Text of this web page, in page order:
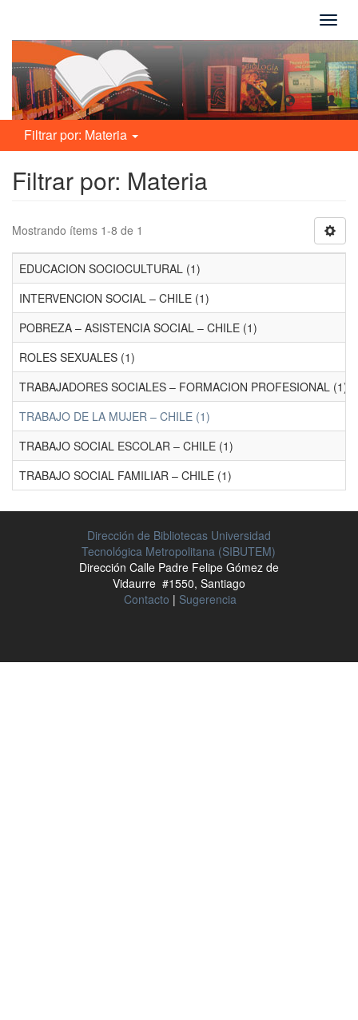
Filtrar por: Materia
Filtrar por: Materia
Mostrando ítems 1-8 de 1
EDUCACION SOCIOCULTURAL (1)
INTERVENCION SOCIAL – CHILE (1)
POBREZA – ASISTENCIA SOCIAL – CHILE (1)
ROLES SEXUALES (1)
TRABAJADORES SOCIALES – FORMACION PROFESIONAL (1)
TRABAJO DE LA MUJER – CHILE (1)
TRABAJO SOCIAL ESCOLAR – CHILE (1)
TRABAJO SOCIAL FAMILIAR – CHILE (1)
Dirección de Bibliotecas Universidad
Tecnológica Metropolitana (SIBUTEM)
Dirección Calle Padre Felipe Gómez de
Vidaurre #1550, Santiago
Contacto | Sugerencia